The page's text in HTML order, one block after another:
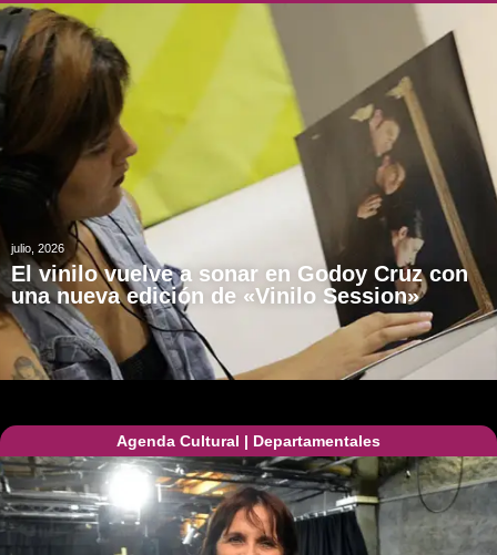
julio, 2026
El vinilo vuelve a sonar en Godoy Cruz con
una nueva edición de «Vinilo Session»
Agenda Cultural | Departamentales